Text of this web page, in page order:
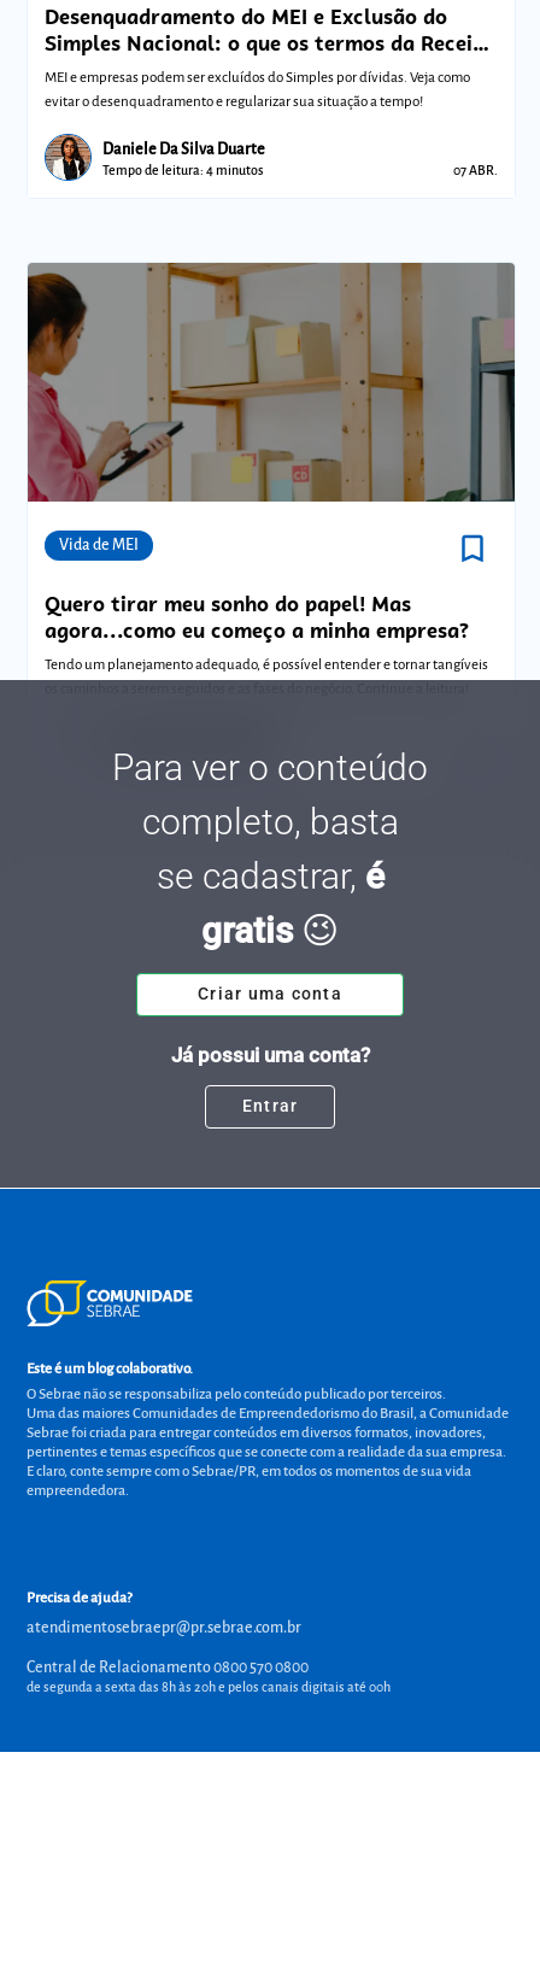
Desenquadramento do MEI e Exclusão do
Simples Nacional: o que os termos da Receita
Federal significam para sua empresa?
MEI e empresas podem ser excluídos do Simples por dívidas. Veja como
evitar o desenquadramento e regularizar sua situação a tempo!
Daniele Da Silva Duarte
Tempo de leitura: 4 minutos 07 ABR.
Vida de MEI bookmark_border
Quero tirar meu sonho do papel! Mas
agora...como eu começo a minha empresa?
Tendo um planejamento adequado, é possível entender e tornar tangíveis
Tempo de leitura: 4 minutos
Para ver o conteúdo
completo, basta
se cadastrar, é
gratis😉
Criar uma conta
Já possui uma conta?
Entrar
Este é um blog colaborativo.
O Sebrae não se responsabiliza pelo conteúdo publicado por terceiros.
Uma das maiores Comunidades de Empreendedorismo do Brasil, a Comunidade
Sebrae foi criada para entregar conteúdos em diversos formatos, inovadores,
pertinentes e temas específicos que se conecte com a realidade da sua empresa.
E claro, conte sempre com o Sebrae/PR, em todos os momentos de sua vida
empreendedora.
Precisa de ajuda?
atendimentosebraepr@pr.sebrae.com.br
Central de Relacionamento 0800 570 0800
de segunda a sexta das 8h às 20h e pelos canais digitais até 00h